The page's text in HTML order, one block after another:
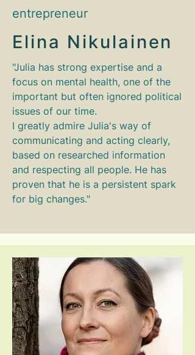
entrepreneur
Elina Nikulainen
"Julia has strong expertise and a
focus on mental health, one of the
important but often ignored political
issues of our time.
I greatly admire Julia's way of
communicating and acting clearly,
based on researched information
and respecting all people. He has
proven that he is a persistent spark
for big changes."